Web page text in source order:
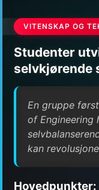
VITENSKAP OG
Studenter
selvkjørende
En gruppe
of Engineering
kan
Hovedpunkter: